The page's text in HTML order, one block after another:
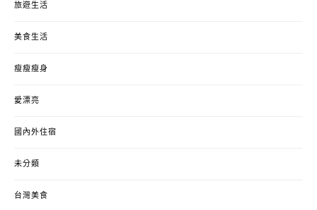
旅遊生活
美食生活
瘦瘦瘦身
愛漂亮
國內外住宿
未分類
台灣美食